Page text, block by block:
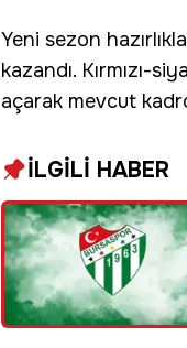
Yeni sezon
kazandı. Kırmızı-
açarak mevcut
İLGİLİ HABER